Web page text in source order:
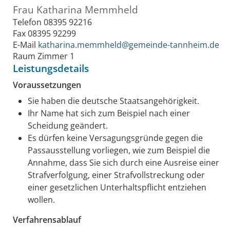
Frau Katharina Memmheld
Telefon 08395 92216
Fax08395 92299
E-Mail katharina.memmheld@gemeinde-tannheim.de
Raum Zimmer 1
Leistungsdetails
Voraussetzungen
Sie haben die deutsche Staatsangehörigkeit.
Ihr Name hat sich zum Beispiel nach einer
Scheidung geändert.
Es dürfen keine Versagungsgründe gegen die
Passausstellung vorliegen, wie zum Beispiel die
Annahme, dass Sie sich durch eine Ausreise einer
Strafverfolgung, einer Strafvollstreckung oder
einer gesetzlichen Unterhaltspflicht entziehen
wollen.
Verfahrensablauf